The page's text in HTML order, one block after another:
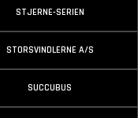
STJERNE-SERIEN
STORSVINDLERNE A/S
SUCCUBUS